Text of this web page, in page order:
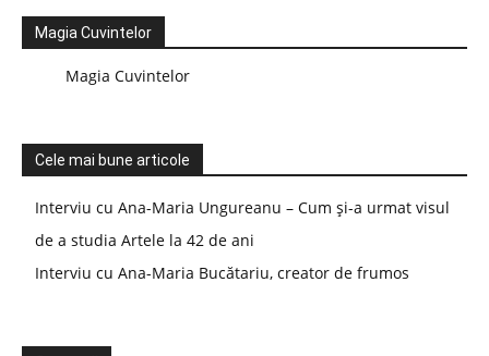
Magia Cuvintelor
Magia Cuvintelor
Cele mai bune articole
Interviu cu Ana-Maria Ungureanu – Cum și-a urmat visul
de a studia Artele la 42 de ani
Interviu cu Ana-Maria Bucătariu, creator de frumos